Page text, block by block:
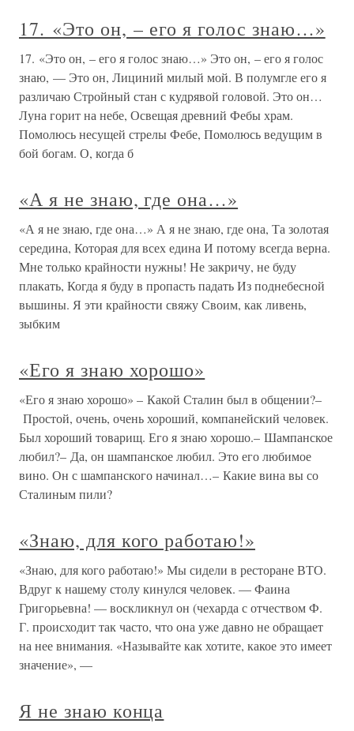
17. «Это он, – его я голос знаю…»
17. «Это он, – его я голос знаю…» Это он, – его я голос
знаю, — Это он, Лициний милый мой. В полумгле его я
различаю Стройный стан с кудрявой головой. Это он…
Луна горит на небе, Освещая древний Фебы храм.
Помолюсь несущей стрелы Фебе, Помолюсь ведущим в
бой богам. О, когда б
«А я не знаю, где она…»
«А я не знаю, где она…» А я не знаю, где она, Та золотая
середина, Которая для всех едина И потому всегда верна.
Мне только крайности нужны! Не закричу, не буду
плакать, Когда я буду в пропасть падать Из поднебесной
вышины. Я эти крайности свяжу Своим, как ливень,
зыбким
«Его я знаю хорошо»
«Его я знаю хорошо» – Какой Сталин был в общении?–
Простой, очень, очень хороший, компанейский человек.
Был хороший товарищ. Его я знаю хорошо.– Шампанское
любил?– Да, он шампанское любил. Это его любимое
вино. Он с шампанского начинал…– Какие вина вы со
Сталиным пили?
«Знаю, для кого работаю!»
«Знаю, для кого работаю!» Мы сидели в ресторане ВТО.
Вдруг к нашему столу кинулся человек. — Фаина
Григорьевна! — воскликнул он (чехарда с отчеством Ф.
Г. происходит так часто, что она уже давно не обращает
на нее внимания. «Называйте как хотите, какое это имеет
значение», —
Я не знаю конца